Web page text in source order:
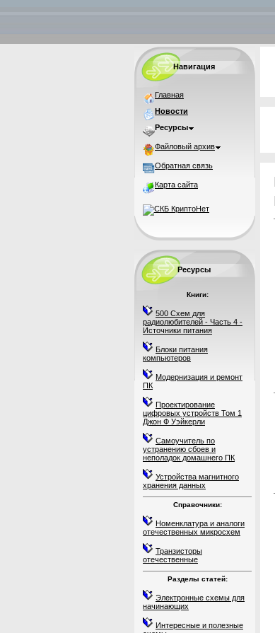
Навигация
Главная
Новости
Ресурсы
Файловый архив
Обратная связь
Карта сайта
Ресурсы
Книги:
500 Схем для
радиолюбителей - Часть 4 -
Источники питания
Блоки питания
компьютеров
Модернизация и ремонт
ПК
Проектирование
цифровых устройств Том 1
Джон Ф Уэйкерли
Самоучитель по
устранению сбоев и
неполадок домашнего ПК
Устройства магнитного
хранения данных
Справочники:
Номенклатура и аналоги
отечественных микросхем
Транзисторы
отечественные
Разделы статей:
Электронные схемы для
начинающих
Интересные и полезные